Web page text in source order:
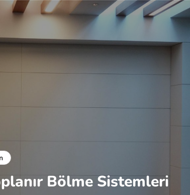
Bölme Sistemleri